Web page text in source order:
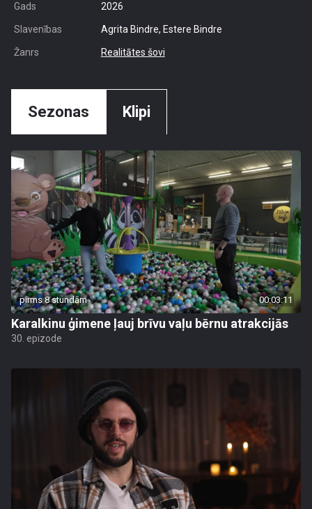
Gads 2026
Slavenības Agrita Bindre, Estere Bindre
Žanrs Realitātes šovi
Sezonas Klipi
pirms 8 stundām 00:03:11
Karalkinu ģimene ļauj brīvu vaļu bērnu atrakcijās
30. epizode